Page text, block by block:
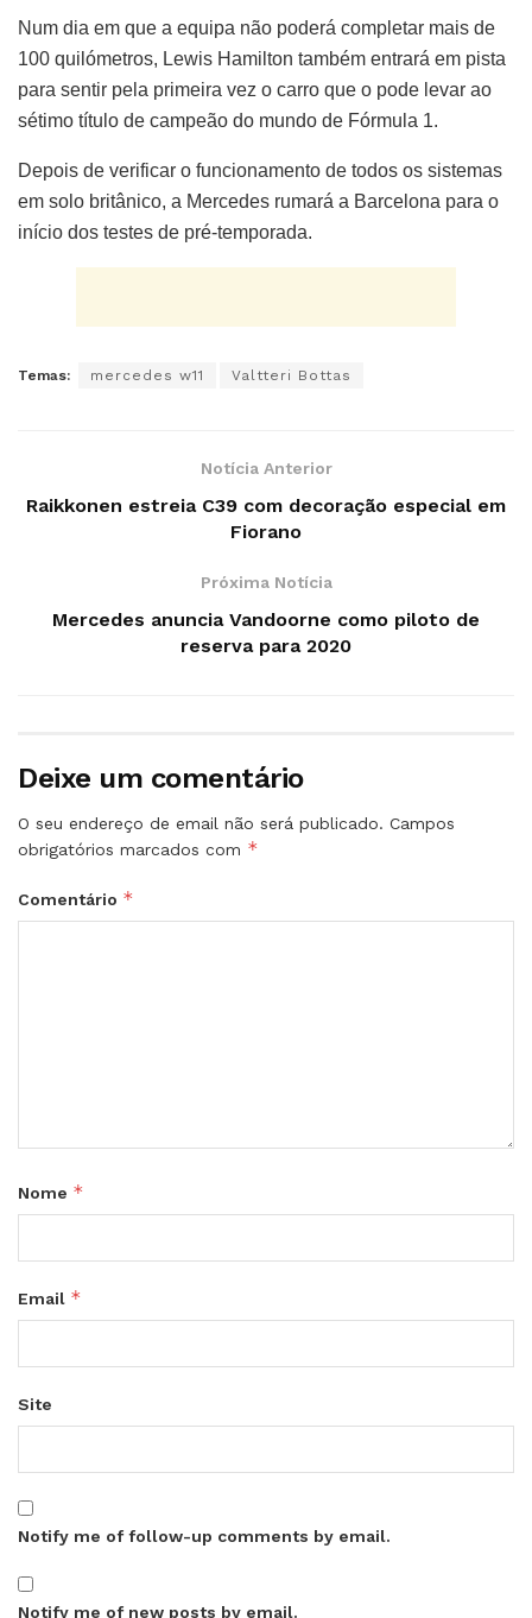
Num dia em que a equipa não poderá completar mais de
100 quilómetros, Lewis Hamilton também entrará em pista
para sentir pela primeira vez o carro que o pode levar ao
sétimo título de campeão do mundo de Fórmula 1.
Depois de verificar o funcionamento de todos os sistemas
em solo britânico, a Mercedes rumará a Barcelona para o
início dos testes de pré-temporada.
Temas: mercedes w11 Valtteri Bottas
Notícia Anterior
Raikkonen estreia C39 com decoração especial em
Fiorano
Próxima Notícia
Mercedes anuncia Vandoorne como piloto de
reserva para 2020
Deixe um comentário
O seu endereço de email não será publicado. Campos
obrigatórios marcados com *
Comentário *
Nome *
Email *
Site
Notify me of follow-up comments by email.
Notify me of new posts by email.